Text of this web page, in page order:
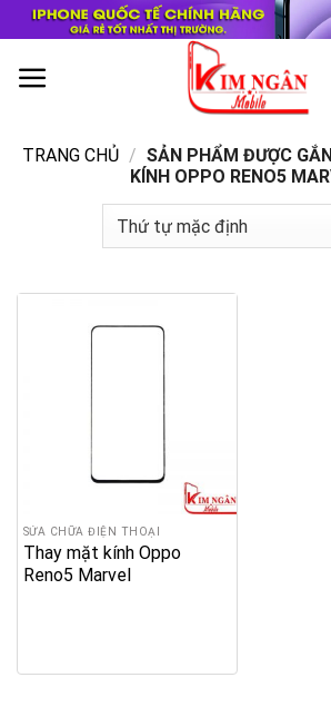
Skip
to
content
TRANG CHỦ / SẢN PHẨM ĐƯỢC
KÍNH OPPO RENO5
SỬA CHỮA ĐIỆN THOẠI
Thay mặt kính Oppo
Reno5 Marvel